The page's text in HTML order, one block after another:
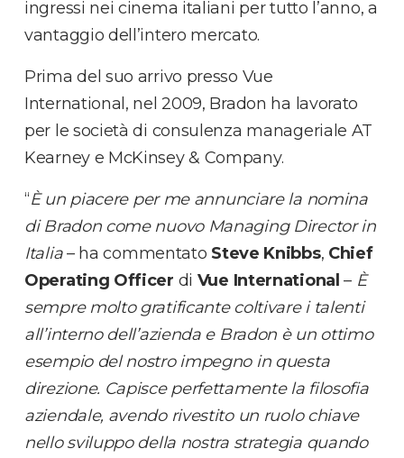
ingressi nei cinema italiani per tutto l’anno, a
vantaggio dell’intero mercato.
Prima del suo arrivo presso Vue
International, nel 2009, Bradon ha lavorato
per le società di consulenza manageriale AT
Kearney e McKinsey & Company.
“È un piacere per me annunciare la nomina
di Bradon come nuovo Managing Director in
Italia– ha commentato Steve Knibbs, Chief
Operating Officer di Vue International – È
sempre molto gratificante coltivare i talenti
all’interno dell’azienda e Bradon è un ottimo
esempio del nostro impegno in questa
direzione. Capisce perfettamente la filosofia
aziendale, avendo rivestito un ruolo chiave
nello sviluppo della nostra strategia quando